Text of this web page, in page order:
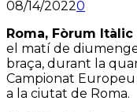
08/14/20220
Roma, Fòrum Itàlic
el matí de
braça, durant la
Campionat
a la ciutat de Roma.